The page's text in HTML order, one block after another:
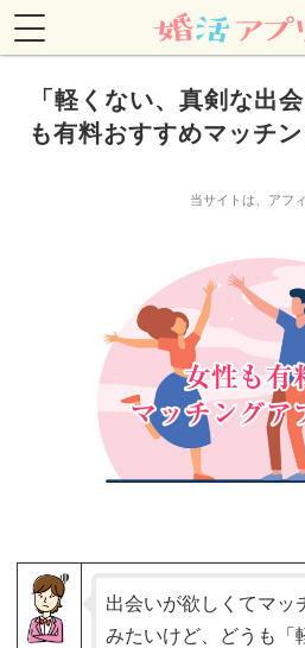
「軽くない、真剣な出
も有料おすすめマッチ
当サイトは、アフ
出会いが欲しくてマッ
みたいけど、どうも「